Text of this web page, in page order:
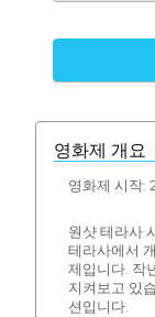
영화제 개요
영화제 시작:
원샷 테라사
테라사에서
제입니다. 작
지켜보고 있
션입니다.